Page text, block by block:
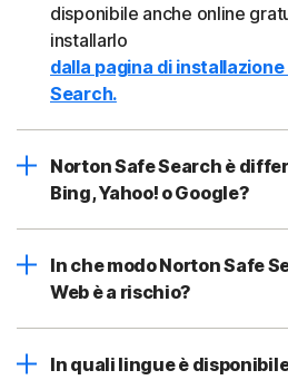
disponibile anche online
installarlo
dalla pagina di
Search.
Norton Safe Search è
Bing, Yahoo! o Google?
In che modo Norton Safe
Web è a rischio?
In quali lingue è